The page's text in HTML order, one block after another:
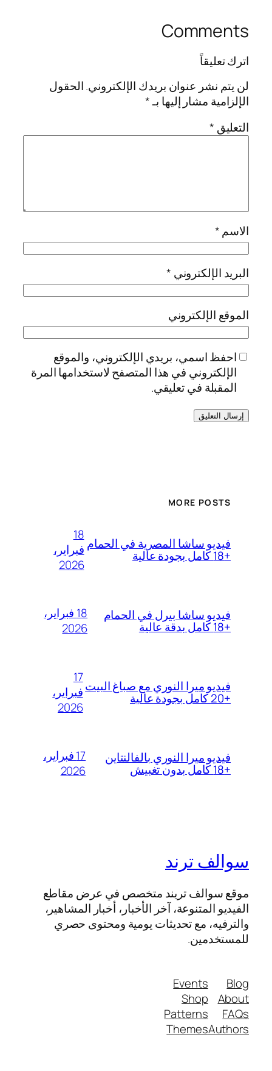
Comments
اترك تعليقاً
لن يتم نشر عنوان بريدك الإلكتروني.الحقول
الإلزامية مشار إليها بـ*
التعليق *
الاسم*
البريد الإلكتروني *
الموقع الإلكتروني
احفظ اسمي، بريدي الإلكتروني، والموقع
الإلكتروني في هذا المتصفح لاستخدامها المرة
المقبلة في تعليقي.
MORE POSTS
فيديو ساشا المصرية في الحمام
+18 كامل بجودة عالية
18
فبراير،
2026
فيديو ساشا بيرل في الحمام
+18 كامل بدقة عالية
18 فبراير،
2026
فيديو ميرا النوري مع صباغ البيت
+20 كامل بجودة عالية
17
فبراير،
2026
فيديو ميرا النوري بالفالنتاين
+18 كامل بدون تغبيش
17 فبراير،
2026
سوالف ترند
موقع سوالف تريند متخصص في عرض مقاطع
الفيديو المتنوعة، آخر الأخبار، أخبار المشاهير،
والترفيه، مع تحديثات يومية ومحتوى حصري
للمستخدمين.
Blog
About
FAQs
Authors
Events
Shop
Patterns
Themes